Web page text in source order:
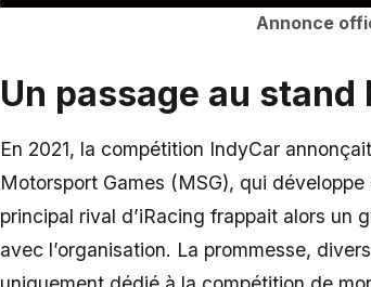
Annonce
Un passage au
En 2021, la compétition IndyCar
Motorsport Games (MSG), qui développe
principal rival d’iRacing frappait alors un
avec l’organisation. La prommesse,